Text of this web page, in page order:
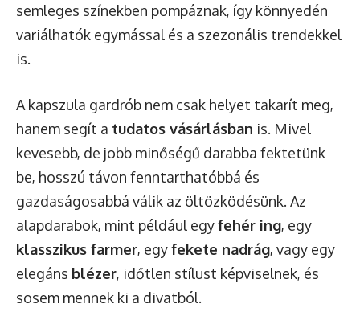
semleges színekben pompáznak, így könnyedén
variálhatók egymással és a szezonális trendekkel
is.
A kapszula gardrób nem csak helyet takarít meg,
hanem segít a tudatos vásárlásban is. Mivel
kevesebb, de jobb minőségű darabba fektetünk
be, hosszú távon fenntarthatóbbá és
gazdaságosabbá válik az öltözködésünk. Az
alapdarabok, mint például egyfehér ing, egy
klasszikus farmer, egyfekete nadrág, vagy egy
elegáns blézer, időtlen stílust képviselnek, és
sosem mennek ki a divatból.